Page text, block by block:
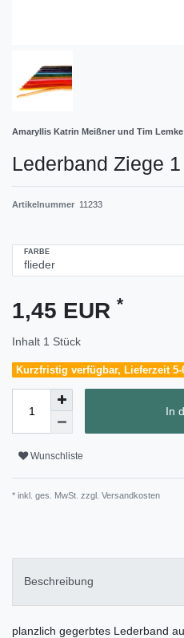
Amaryllis Katrin Meißner und Tim
Lederband Ziege
Artikelnummer 11233
FARBE
1,45 EUR *
Inhalt 1 Stück
Kurzfristig verfügbar, Lieferzeit 5-
In
Wunschliste
* inkl. ges. MwSt. zzgl. Versandkosten
Beschreibung
planzlich gegerbtes Lederband